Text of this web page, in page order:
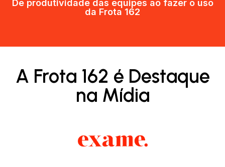
De produtividade das equipes ao fazer o uso
da Frota 162​
A Frota 162 é Destaque
na Mídia